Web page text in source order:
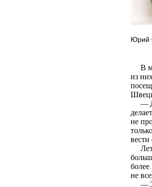
Юрий
В
из
—
не
вести
не
—